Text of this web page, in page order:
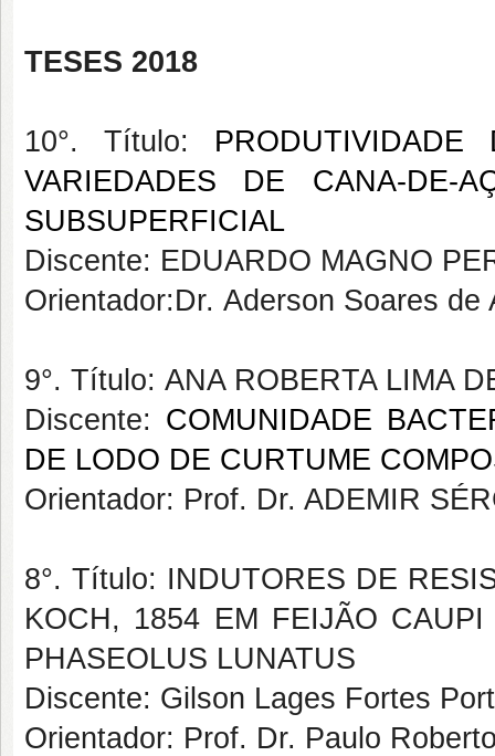
TESES 2018
10°. Título:
VARIEDADES DE CANA-DE-
SUBSUPERFICIAL
Discente: EDUARDO MAGNO
Orientador:Dr. Aderson Soares
9°. Título: ANA ROBERTA LIMA
Discente: COMUNIDADE
DE LODO DE CURTUME
Orientador: Prof. Dr. ADEMIR
8°. Título: INDUTORES DE
KOCH, 1854 EM FEIJÃO
PHASEOLUS LUNATUS
Discente: Gilson Lages Fortes
Orientador: Prof. Dr. Paulo